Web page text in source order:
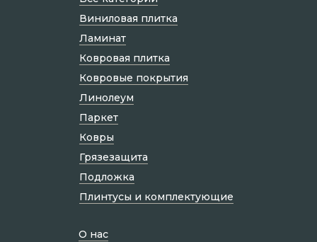
О нас
Виниловая плитка
Ламинат
Ковровая плитка
Ковровые покрытия
Линолеум
Паркет
Ковры
Грязезащита
Подложка
Плинтусы и комплектующие